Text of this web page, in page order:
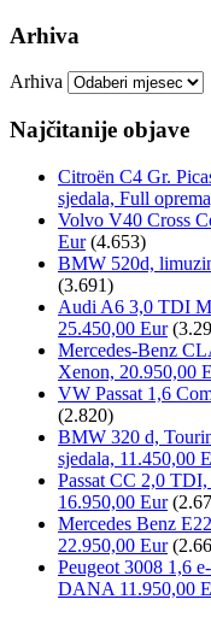
Arhiva
Arhiva
Najčitanije objave
Citroën C4 Gr.
sjedala, Full
Volvo V40 Cross
Eur (4.653)
BMW 520d,
(3.691)
Audi A6 3,0 TDI
25.450,00 Eur
Mercedes-Benz
Xenon, 20.950,00
VW Passat 1,6
(2.820)
BMW 320 d,
sjedala, 11.450,00
Passat CC 2,0
16.950,00 Eur
Mercedes Benz
22.950,00 Eur
Peugeot 3008 1,6
DANA 11.950,00